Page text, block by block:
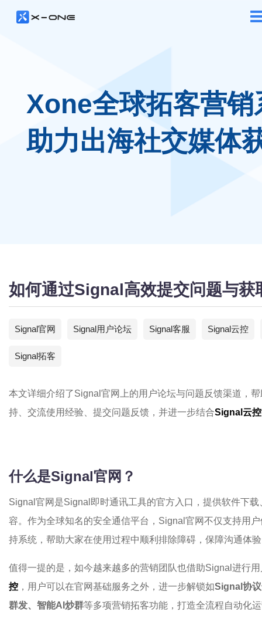
Xone全球拓客营销
助力出海社交媒体
如何通过Signal高效提交问题与获
Signal官网 Signal用户论坛 Signal客服 Signal云控
Signal拓客
本文详细介绍了Signal官网上的用户论坛与问题反馈渠道，
持、交流使用经验、提交问题反馈，并进一步结合Signal云控
什么是Signal官网？
Signal官网是Signal即时通讯工具的官方入口，提供软件下
容。作为全球知名的安全通信平台，Signal官网不仅支持用
持系统，帮助大家在使用过程中顺利排除障碍，保障沟通体
值得一提的是，如今越来越多的营销团队也借助Signal进行
控 ，用户可以在官网基础服务之外，进一步解锁如Signal协
群发、智能AI炒群等多项营销拓客功能，打造全流程自动化